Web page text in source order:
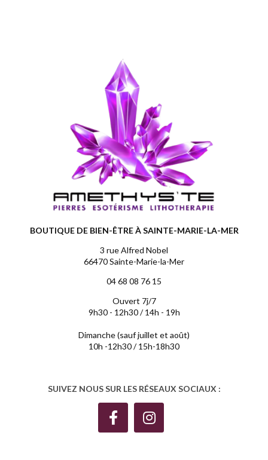
BOUTIQUE DE BIEN-ÊTRE À SAINTE-MARIE-LA-MER
3 rue Alfred Nobel
66470 Sainte-Marie-la-Mer
04 68 08 76 15
Ouvert 7j/7
9h30 - 12h30 / 14h - 19h
Dimanche (sauf juillet et août)
10h -12h30 / 15h-18h30
SUIVEZ NOUS SUR LES RÉSEAUX SOCIAUX :